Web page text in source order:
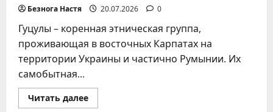
Безнога Настя 20.07.2026 0
Гуцулы – коренная этническая группа,
проживающая в восточных Карпатах на
территории Украины и частично Румынии. Их
самобытная...
Читать далееПрочитать
больше